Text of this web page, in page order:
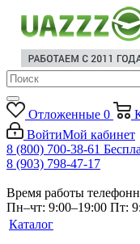
Отложенные 0
ВойтиМой кабинет
8 (800) 700-38-61
8 (903) 798-47-17
Время работы
Пн–чт: 9:00–19:00 Пт:
Каталог